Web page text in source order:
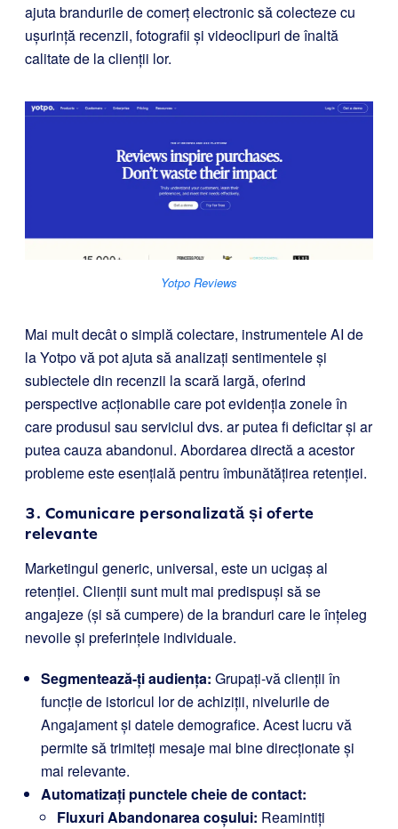
ajuta brandurile de comerț electronic să colecteze cu
ușurință recenzii, fotografii și videoclipuri de înaltă
calitate de la clienții lor.
Yotpo Reviews
Mai mult decât o simplă colectare, instrumentele AI de
la Yotpo vă pot ajuta să analizați sentimentele și
subiectele din recenzii la scară largă, oferind
perspective acționabile care pot evidenția zonele în
care produsul sau serviciul dvs. ar putea fi deficitar și ar
putea cauza abandonul. Abordarea directă a acestor
probleme este esențială pentru îmbunătățirea retenției.
3. Comunicare personalizată și oferte
relevante
Marketingul generic, universal, este un ucigaș al
retenției. Clienții sunt mult mai predispuși să se
angajeze (și să cumpere) de la branduri care le înțeleg
nevoile și preferințele individuale.
Segmentează-ți audiența: Grupați-vă clienții în
funcție de istoricul lor de achiziții, nivelurile de
Angajament și datele demografice. Acest lucru vă
permite să trimiteți mesaje mai bine direcționate și
mai relevante.
Automatizați punctele cheie de contact:
Fluxuri Abandonarea coșului: Reamintiți